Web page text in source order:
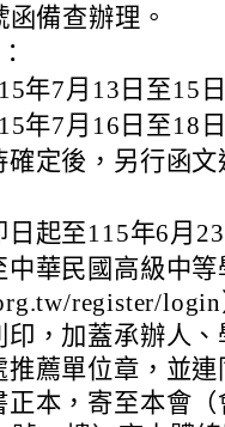
備查辦理。
年7月13日至15
年7月16日至18
確定後，另行函文
日起至115年6月
中華民國高級中
register/
印，加蓋承辦人
推薦單位章，並
正本，寄至本會